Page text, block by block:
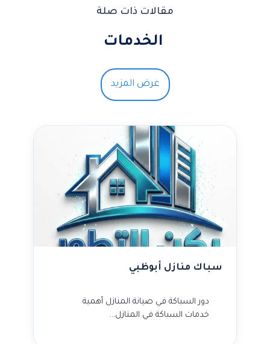
مقالات ذات صلة
الخدمات
عرض المزيد
سباك منازل أبوظبي
دور السباكة في صيانة المنازل أهمية
خدمات السباكة في المنازل…